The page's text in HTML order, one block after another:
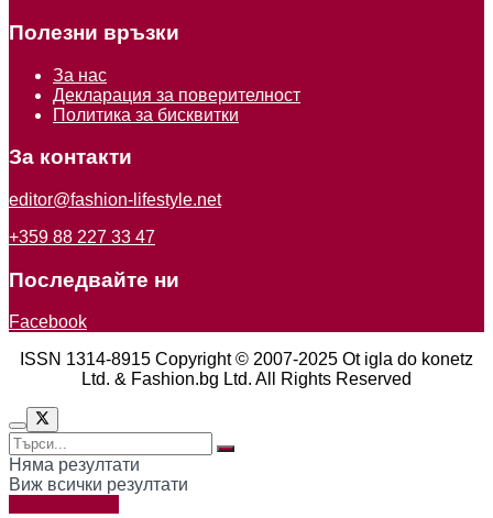
Полезни връзки
За нас
Декларация за поверителност
Политика за бисквитки
За контакти
editor@fashion-lifestyle.net
+359 88 227 33 47
Последвайте ни
Facebook
ISSN 1314-8915 Copyright © 2007-2025 Ot igla do konetz
Ltd. & Fashion.bg Ltd. All Rights Reserved
Няма резултати
Виж всички резултати